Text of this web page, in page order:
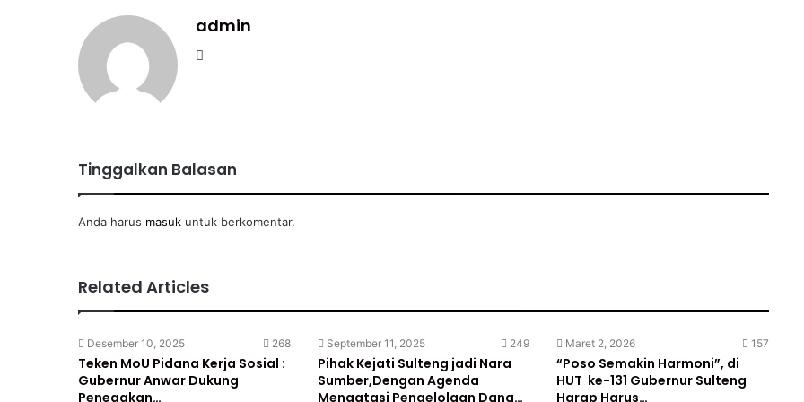
admin
Tinggalkan Balasan
Anda harus masuk untuk berkomentar.
Related Articles
Desember 10, 2025 268
Teken MoU Pidana Kerja Sosial :
Gubernur Anwar Dukung
Penegakan…
September 11, 2025 249
Pihak Kejati Sulteng jadi Nara
Sumber,Dengan Agenda
Mengatasi Pengelolaan Dana…
Maret 2, 2026 157
“Poso Semakin Harmoni”, di
HUT ke-131 Gubernur Sulteng
Harap Harus…